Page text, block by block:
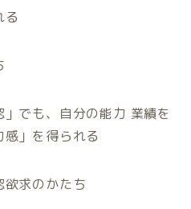
る
でも、自分の能力 業績を
」を得られる
欲求のかたち